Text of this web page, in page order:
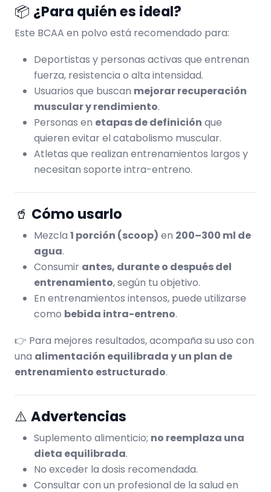
📦 ¿Para quién es ideal?
Este BCAA en polvo está recomendado para:
Deportistas y personas activas que entrenan
fuerza, resistencia o alta intensidad.
Usuarios que buscan mejorar recuperación
muscular y rendimiento.
Personas en etapas de definición que
quieren evitar el catabolismo muscular.
Atletas que realizan entrenamientos largos y
necesitan soporte intra-entreno.
🥤 Cómo usarlo
Mezcla 1 porción (scoop) en 200–300 ml de
agua.
Consumir antes, durante o después del
entrenamiento, según tu objetivo.
En entrenamientos intensos, puede utilizarse
como bebida intra-entreno.
👉 Para mejores resultados, acompaña su uso con
una alimentación equilibrada y un plan de
entrenamiento estructurado.
⚠️ Advertencias
Suplemento alimenticio; no reemplaza una
dieta equilibrada.
No exceder la dosis recomendada.
Consultar con un profesional de la salud en